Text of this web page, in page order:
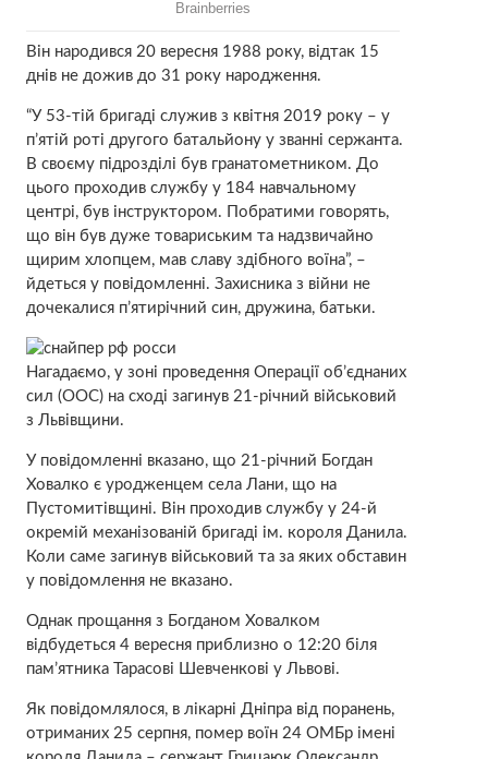
Він народився 20 вересня 1988 року, відтак 15
днів не дожив до 31 року народження.
“У 53-тій бригаді служив з квітня 2019 року – у
п’ятій роті другого батальйону у званні сержанта.
В своєму підрозділі був гранатометником. До
цього проходив службу у 184 навчальному
центрі, був інструктором. Побратими говорять,
що він був дуже товариським та надзвичайно
щирим хлопцем, мав славу здібного воїна”, –
йдеться у повідомленні. Захисника з війни не
дочекалися п’ятирічний син, дружина, батьки.
Нагадаємо, у зоні проведення Операції об’єднаних
сил (ООС) на сході загинув 21-річний військовий
з Львівщини.
У повідомленні вказано, що 21-річний Богдан
Ховалко є уродженцем села Лани, що на
Пустомитівщині. Він проходив службу у 24-й
окремій механізованій бригаді ім. короля Данила.
Коли саме загинув військовий та за яких обставин
у повідомлення не вказано.
Однак прощання з Богданом Ховалком
відбудеться 4 вересня приблизно о 12:20 біля
пам’ятника Тарасові Шевченкові у Львові.
Як повідомлялося, в лікарні Дніпра від поранень,
отриманих 25 серпня, помер воїн 24 ОМБр імені